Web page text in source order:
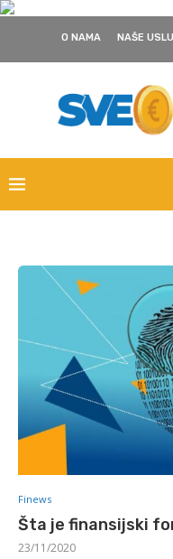
O NAMA NAŠE
Finews
Šta je finansijski
23/11/2020